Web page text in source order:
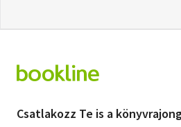
Csatlakozz Te is a